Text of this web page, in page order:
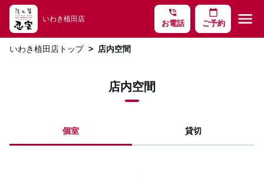
phone_in_talk
お電話
calendar_today
ご予約 menu
いわき植田店
いわき植田店トップ 店内空間
店内空間
個室 貸切